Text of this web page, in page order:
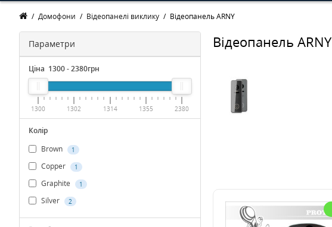
Домофони Відеопанелі виклику Відеопанель ARNY
Параметри
Ціна 1300-2380грн
1300 1302 1314 1355 2380
Колір
Brown
1
Copper 1
Graphite 1
Silver 2
Відеопанель ARNY